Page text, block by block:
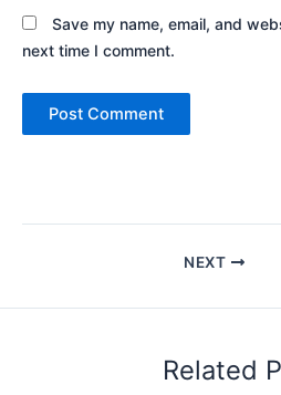
Save my name, email, and
next time I comment.
NEXT
Related